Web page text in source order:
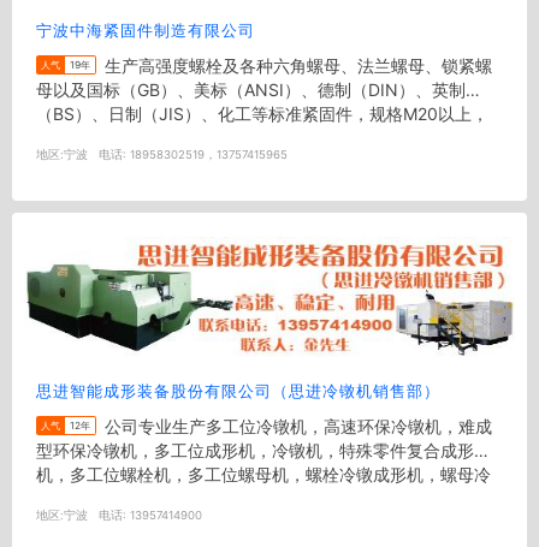
宁波中海紧固件制造有限公司
人气 19年
母以及国标（GB）、美标（ANSI）、德制（DIN）、英制
（BS）、日制（JIS）、化工等标准紧固件，规格M20以上，
地区:宁波 电话: 18958302519，13757415965
思进智能成形装备股份有限公司（思进冷镦机销售部）
人气 12年
型环保冷镦机，多工位成形机，冷镦机，特殊零件复合成形
机，多工位螺栓机，多工位螺母机，螺栓冷镦成形机，螺母冷
地区:宁波 电话: 13957414900